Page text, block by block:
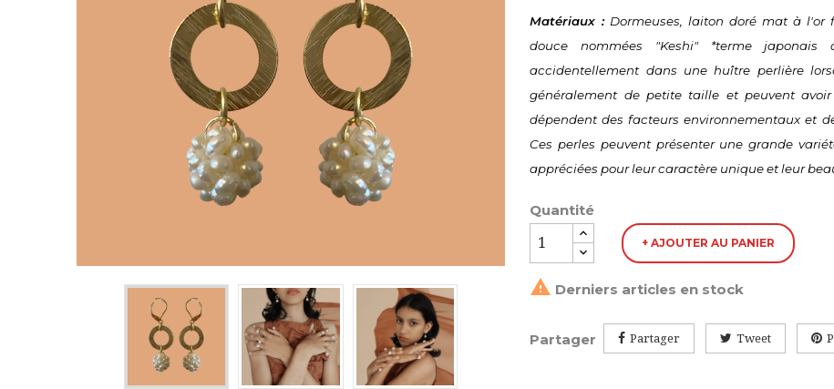
Matériaux : Dormeuses, laiton doré mat à l'or
douce nommées "Keshi" *terme
accidentellement dans une huître perlière
généralement de petite taille et peuvent
dépendent des facteurs environnementaux et
Ces perles peuvent présenter une grande
appréciées pour leur caractère unique et leur
Quantité
+ AJOUTER AU PANIER
 Derniers articles en stock
Partager Partager Tweet